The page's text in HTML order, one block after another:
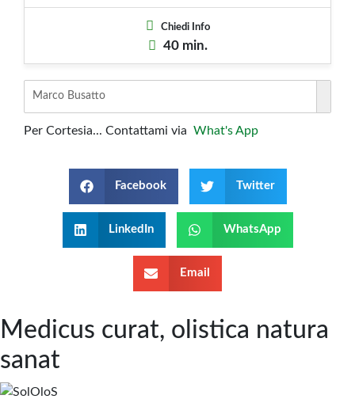
Chiedi Info
40 min.
Marco Busatto
Per Cortesia... Contattami via What's App
Facebook Twitter
LinkedIn WhatsApp
Email
Medicus curat, olistica natura
sanat